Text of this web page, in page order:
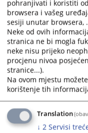
МЕЂУНАРОДНИ
хттпс://www.иццноw.орг
ЕВРОПСКО ПРАВО И
ЕВРОПСКА УНИЈА
хттпс://еуропа.еу.инт
ЕВРОПСКИ СУД
хттпс://цуриа.еу.инт
ЕВРОПСКИ ОМБУДСМАН
хттпс://
pohranjivati i koristiti
browsera i vašeg
sesiji unutar browsera,
Neke od ovih
stranica ne bi mogla
neke nisu prijeko
procjenu nivoa
stranice...).
Na ovom mjestu
korištenje tih
Translation
↓ 2 Servisi